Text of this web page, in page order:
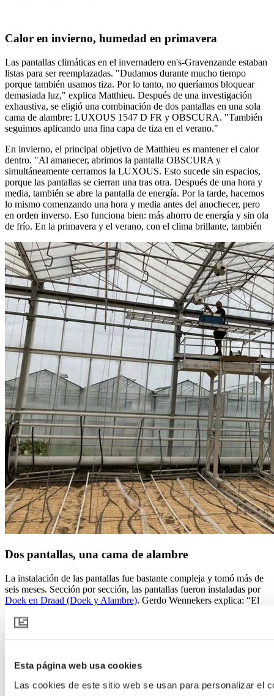
Esta página web usa cookies
Las cookies de este sitio web se usan para personalizar el
Calor en invierno, humedad en primavera
Las pantallas climáticas en el invernadero en's-Gravenzande estaban
listas para ser reemplazadas. "Dudamos durante mucho tiempo
porque también usamos tiza. Por lo tanto, no queríamos bloquear
demasiada luz," explica Matthieu. Después de una investigación
exhaustiva, se eligió una combinación de dos pantallas en una sola
cama de alambre: LUXOUS 1547 D FR y OBSCURA. "También
seguimos aplicando una fina capa de tiza en el verano."
En invierno, el principal objetivo de Matthieu es mantener el calor
dentro. "Al amanecer, abrimos la pantalla OBSCURA y
simultáneamente cerramos la LUXOUS. Esto sucede sin espacios,
porque las pantallas se cierran una tras otra. Después de una hora y
media, también se abre la pantalla de energía. Por la tarde, hacemos
lo mismo comenzando una hora y media antes del anochecer, pero
en orden inverso. Eso funciona bien: más ahorro de energía y sin ola
de frío. En la primavera y el verano, con el clima brillante, también
Dos pantallas, una cama de alambre
La instalación de las pantallas fue bastante compleja y tomó más de
seis meses. Sección por sección, las pantallas fueron instaladas por
Doek en Draad (Doek y Alambre). Gerdo Wennekers explica: “El
reemplazado. Instalamos las dos pantallas en una sola cama de
bastante laborioso. Pudimos hacer nuestro trabajo con un carrito alto
se desplaza el carrito, sección por sección.” Como instalador